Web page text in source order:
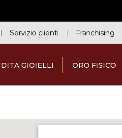
Servizio clienti Franchising
GIOIELLI ORO FISICO